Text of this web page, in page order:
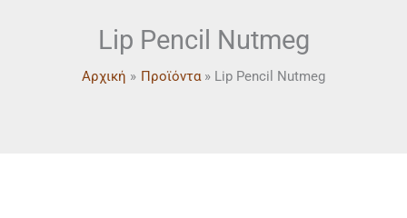
Lip Pencil Nutmeg
Αρχική Προϊόντα Lip Pencil Nutmeg